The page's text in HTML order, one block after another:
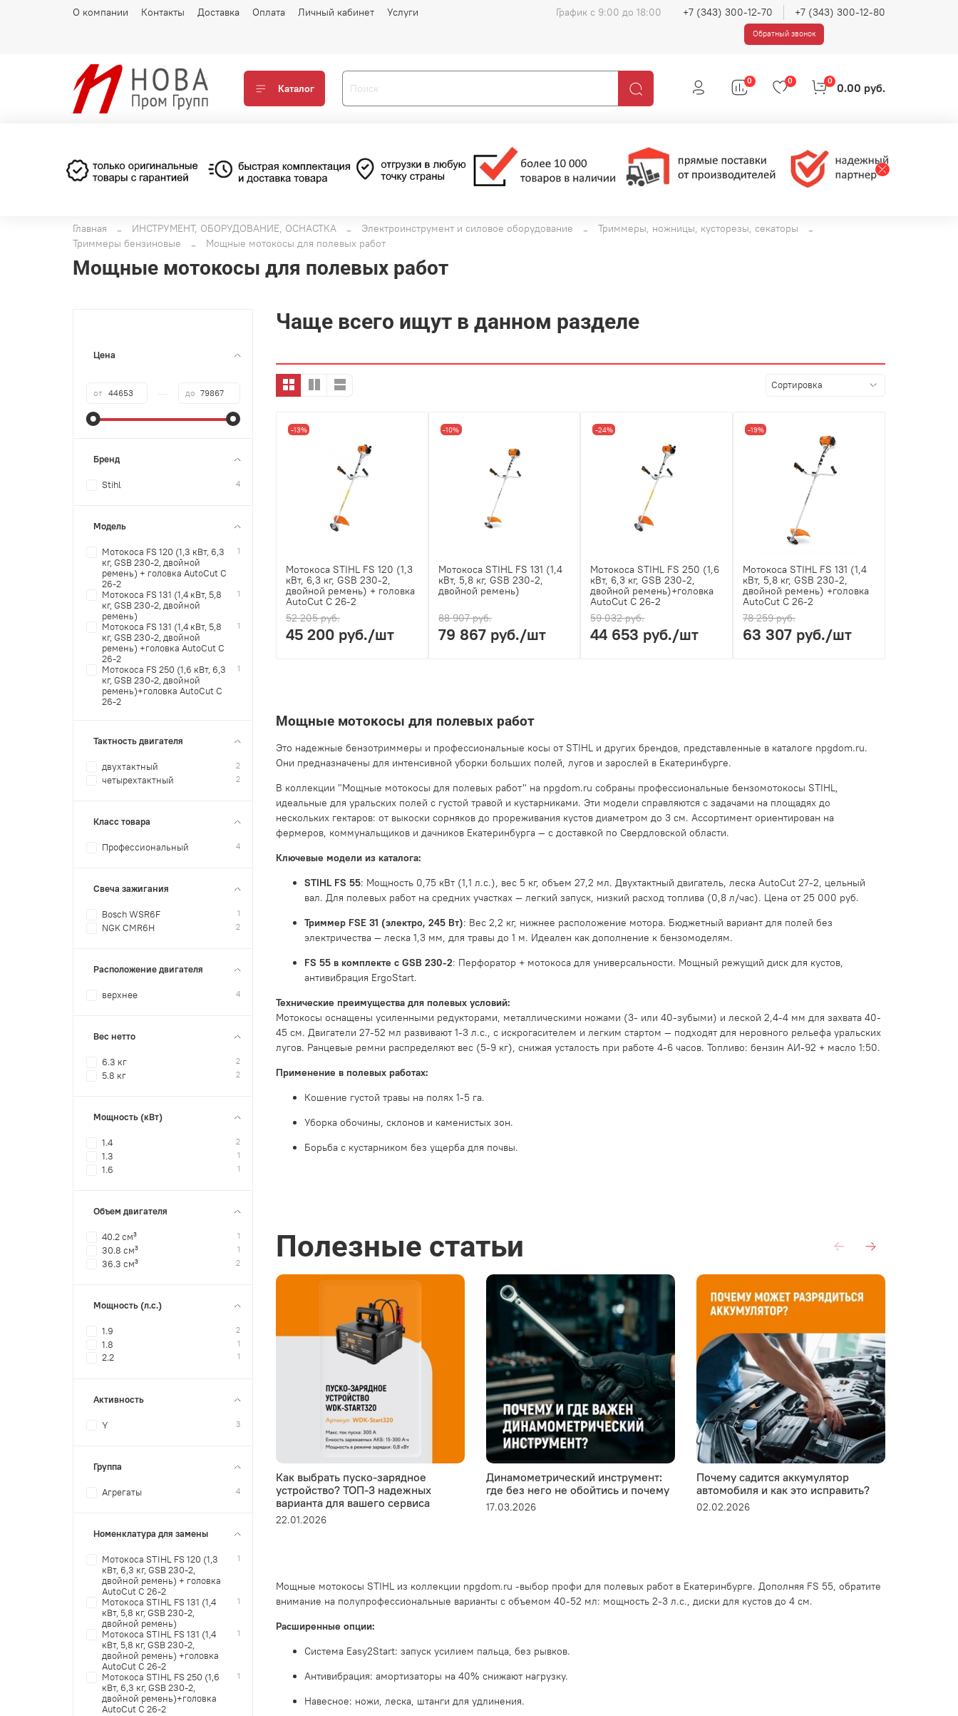
О компании Контакты Доставка Оплата Личный кабинет Услуги График с 9:00 до 18:00 +7 (343) 300-12-70 +7 (343) 300-12-80
Обратный звонок
Каталог
0 0 0 0.00 руб.
Главная ИНСТРУМЕНТ, ОБОРУДОВАНИЕ, ОСНАСТКА Электроинструмент и силовое оборудование
Триммеры, ножницы, кусторезы, секаторы
Триммеры бензиновые
Мощные мотокосы для полевых работ
Мощные мотокосы для полевых работ
Чаще всего ищут в данном разделе
-13%
Мотокоса STIHL FS 120 (1,3
кВт, 6,3 кг, GSB 230-2,
двойной ремень) + головка
AutoCut С 26-2
52 205 руб.
45 200 руб./шт
-10%
Мотокоса STIHL FS 131 (1,4
кВт, 5,8 кг, GSB 230-2,
двойной ремень)
88 907 руб.
79 867 руб./шт
-24%
Мотокоса STIHL FS 250 (1,6
кВт, 6,3 кг, GSB 230-2,
двойной ремень)+головка
AutoCut С 26-2
59 032 руб.
44 653 руб./шт
-19%
Мотокоса STIHL FS 131 (1,4
кВт, 5,8 кг, GSB 230-2,
двойной ремень) +головка
AutoCut С 26-2
78 259 руб.
63 307 руб./шт
Мощные мотокосы для полевых работ
Это надежные бензотриммеры и профессиональные косы от STIHL и других брендов, представленные в каталоге npgdom.ru.
Они предназначены для интенсивной уборки больших полей, лугов и зарослей в Екатеринбурге.
В коллекции "Мощные мотокосы для полевых работ" на npgdom.ru собраны профессиональные бензомотокосы STIHL,
идеальные для уральских полей с густой травой и кустарниками. Эти модели справляются с задачами на площадях до
нескольких гектаров: от выкоски сорняков до прореживания кустов диаметром до 3 см. Ассортимент ориентирован на
фермеров, коммунальщиков и дачников Екатеринбурга — с доставкой по Свердловской области.
Ключевые модели из каталога:
STIHL FS 55: Мощность 0,75 кВт (1,1 л.с.), вес 5 кг, объем 27,2 мл. Двухтактный двигатель, леска AutoCut 27-2, цельный
вал. Для полевых работ на средних участках — легкий запуск, низкий расход топлива (0,8 л/час). Цена от 25 000 руб.
Триммер FSE 31 (электро, 245 Вт): Вес 2,2 кг, нижнее расположение мотора. Бюджетный вариант для полей без
электричества — леска 1,3 мм, для травы до 1 м. Идеален как дополнение к бензомоделям.
FS 55 в комплекте с GSB 230-2: Перфоратор + мотокоса для универсальности. Мощный режущий диск для кустов,
антивибрация ErgoStart.
Технические преимущества для полевых условий:
Мотокосы оснащены усиленными редукторами, металлическими ножами (3- или 40-зубыми) и леской 2,4-4 мм для захвата 40-
45 см. Двигатели 27-52 мл развивают 1-3 л.с., с искрогасителем и легким стартом — подходят для неровного рельефа уральских
лугов. Ранцевые ремни распределяют вес (5-9 кг), снижая усталость при работе 4-6 часов. Топливо: бензин АИ-92 + масло 1:50.
Применение в полевых работах:
Кошение густой травы на полях 1-5 га.
Уборка обочины, склонов и каменистых зон.
Борьба с кустарником без ущерба для почвы.
Полезные статьи
Как выбрать пуско-зарядное
устройство? ТОП-3 надежных
варианта для вашего сервиса
22.01.2026
Динамометрический инструмент:
где без него не обойтись и почему
17.03.2026
Почему садится аккумулятор
автомобиля и как это исправить?
02.02.2026
Мощные мотокосы STIHL из коллекции npgdom.ru -выбор профи для полевых работ в Екатеринбурге. Дополняя FS 55, обратите
внимание на полупрофессиональные варианты с объемом 40-52 мл: мощность 2-3 л.с., диски для кустов до 4 см.
Расширенные опции:
Система Easy2Start: запуск усилием пальца, без рывков.
Антивибрация: амортизаторы на 40% снижают нагрузку.
Навесное: ножи, леска, штанги для удлинения.
Цена
от до
Бренд
Stihl 4
Модель
Мотокоса FS 120 (1,3 кВт, 6,3
кг, GSB 230-2, двойной
ремень) + головка AutoCut С
26-2
1
Мотокоса FS 131 (1,4 кВт, 5,8
кг, GSB 230-2, двойной
ремень)
1
Мотокоса FS 131 (1,4 кВт, 5,8
кг, GSB 230-2, двойной
ремень) +головка AutoCut С
26-2
1
Мотокоса FS 250 (1,6 кВт, 6,3
кг, GSB 230-2, двойной
ремень)+головка AutoCut С
26-2
1
Тактность двигателя
двухтактный 2
четырехтактный 2
Класс товара
Профессиональный 4
Свеча зажигания
Bosch WSR6F 1
NGK CMR6H 2
Расположение двигателя
верхнее 4
Вес нетто
6.3 кг 2
5.8 кг 2
Мощность (кВт)
1.4 2
1.3 1
1.6 1
Объем двигателя
40.2 см³ 1
30.8 см³ 1
36.3 см³ 2
Мощность (л.с.)
1.9 2
1.8 1
2.2 1
Активность
Y 3
Группа
Агрегаты 4
Номенклатура для замены
Мотокоса STIHL FS 120 (1,3
кВт, 6,3 кг, GSB 230-2,
двойной ремень) + головка
AutoCut С 26-2
1
Мотокоса STIHL FS 131 (1,4
кВт, 5,8 кг, GSB 230-2,
двойной ремень)
1
Мотокоса STIHL FS 131 (1,4
кВт, 5,8 кг, GSB 230-2,
двойной ремень) +головка
AutoCut С 26-2
1
Мотокоса STIHL FS 250 (1,6
кВт, 6,3 кг, GSB 230-2,
двойной ремень)+головка
AutoCut С 26-2
1